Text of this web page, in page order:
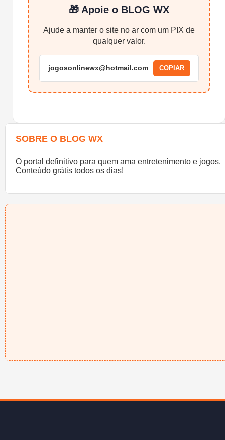
🎁 Apoie o BLOG WX
Ajude a manter o site no ar com um PIX de
qualquer valor.
jogosonlinewx@hotmail.com COPIAR
SOBRE O BLOG WX
O portal definitivo para quem ama entretenimento e jogos.
Conteúdo grátis todos os dias!